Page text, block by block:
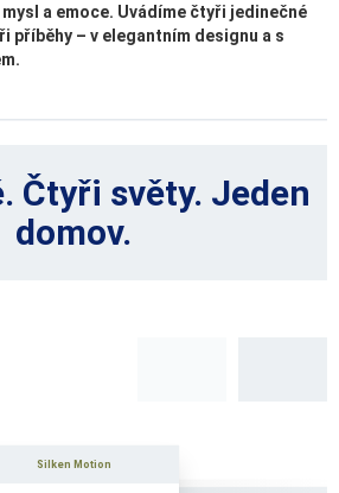
a emoce. Uvádíme čtyři jedinečné
příběhy – v elegantním designu a s
Čtyři světy. Jeden
domov.
Silken Motion